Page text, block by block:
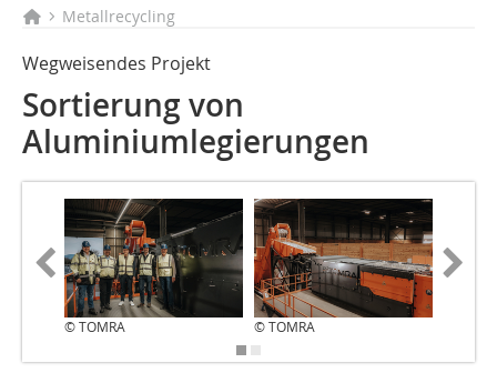
Metallrecycling
Wegweisendes Projekt
Sortierung von
Aluminiumlegierungen
© TOMRA © TOMRA